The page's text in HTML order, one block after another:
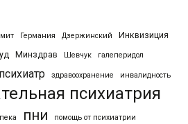
Германия Дзержинский Инквизиция
Минздрав Шевчук галеперидол
здравоохранение инвалидность
психиатрия
пни помощь от психиатрии